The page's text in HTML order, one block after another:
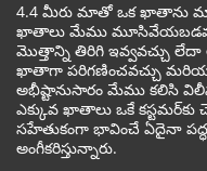
4.4 మీరు మాతో ఒక ఖాతాను
ఖాతాలు మేము
మొత్తాన్ని తిరిగి ఇవ్వవచ్చు
ఖాతాగా పరిగణించవచ్చు
అభీష్టానుసారం మేము కలిసి
ఎక్కువ ఖాతాలు ఒకే
సహేతుకంగా భావించే ఏదైనా
అంగీకరిస్తున్నారు.